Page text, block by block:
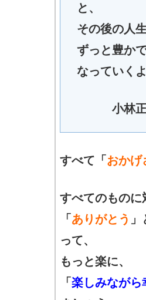
と、
その後の人生
ずっと豊か
なっていく
小林正
すべて「 おかげ
すべてのものに
「 ありがとう 」
って、
もっと楽に、
「 楽しみながら